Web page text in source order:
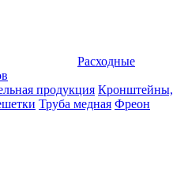
Расходные
продукция Кронштейны,
Труба медная Фреон